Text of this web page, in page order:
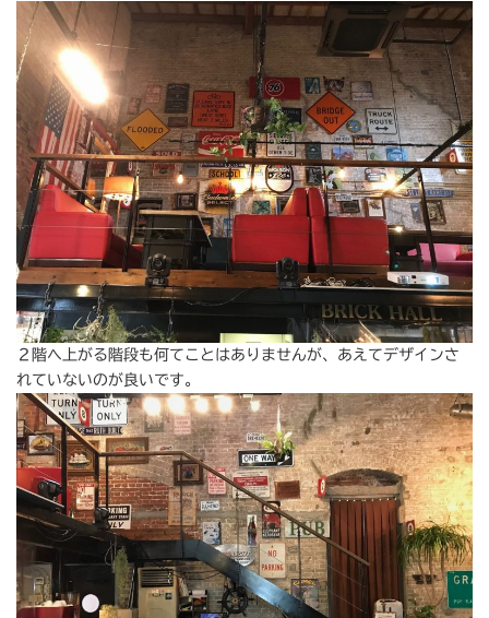
２階へ上がる階段も何てことはありませんが、あえてデザインさ
れていないのが良いです。